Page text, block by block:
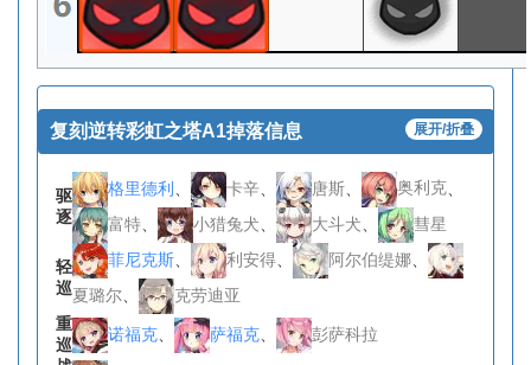
复刻逆转彩虹之塔A1掉落信息 展开/折叠
驱
逐
格里德利 卡辛 唐斯 奥利克
富特
小猎兔犬 大斗犬 彗星
轻
巡
菲尼克斯 利安得 阿尔伯缇娜
夏璐尔
克劳迪亚
重
巡
诺福克 萨福克
彭萨科拉